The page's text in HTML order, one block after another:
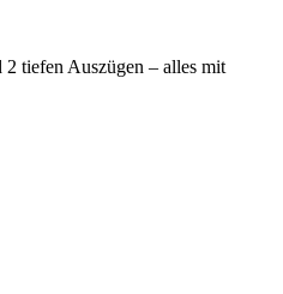
tiefen Auszügen – alles mit